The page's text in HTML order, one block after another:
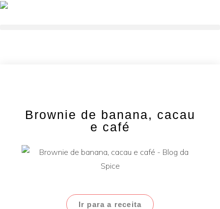
Brownie de banana, cacau
e café
Ir para a receita